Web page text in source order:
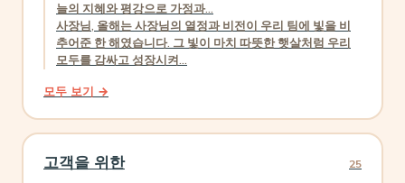
늘의 지혜와 평강으로 가정과...
사장님, 올해는 사장님의 열정과 비전이 우리 팀에 빛을 비
추어준 한 해였습니다. 그 빛이 마치 따뜻한 햇살처럼 우리
모두를 감싸고 성장시켜...
모두 보기 →
고객을 위한 25